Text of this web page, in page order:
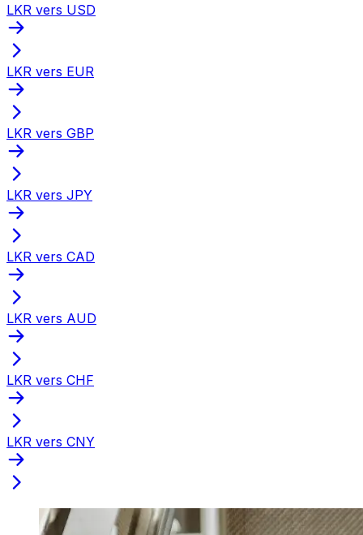
LKR vers USD
LKR vers EUR
LKR vers GBP
LKR vers JPY
LKR vers CAD
LKR vers AUD
LKR vers CHF
LKR vers CNY